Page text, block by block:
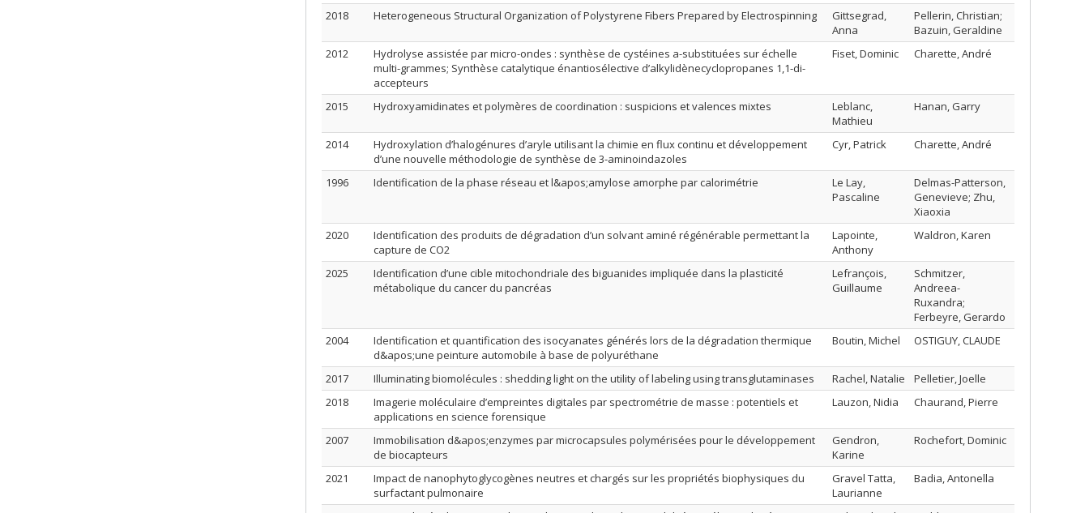
2018 Heterogeneous Structural Organization of Polystyrene Fibers Prepared by Electrospinning
Gittsegrad,
Anna
Pellerin, Christian;
Bazuin, Geraldine
2012
Hydrolyse assistée par micro-ondes : synthèse de cystéines a-substituées sur échelle
multi-grammes; Synthèse catalytique énantiosélective d’alkylidènecyclopropanes 1,1-di-
accepteurs
Fiset, Dominic Charette, André
2015 Hydroxyamidinates et polymères de coordination : suspicions et valences mixtes
Leblanc,
Mathieu
Hanan, Garry
2014
Hydroxylation d’halogénures d’aryle utilisant la chimie en flux continu et développement
d’une nouvelle méthodologie de synthèse de 3-aminoindazoles
Cyr, Patrick Charette, André
1996 Identification de la phase réseau et l&apos;amylose amorphe par calorimétrie
Le Lay,
Pascaline
Delmas-Patterson,
Genevieve; Zhu,
Xiaoxia
2020
Identification des produits de dégradation d’un solvant aminé régénérable permettant la
capture de CO2
Lapointe,
Anthony
Waldron, Karen
2025
Identification d’une cible mitochondriale des biguanides impliquée dans la plasticité
métabolique du cancer du pancréas
Lefrançois,
Guillaume
Schmitzer,
Andreea-
Ruxandra;
Ferbeyre, Gerardo
2004
Identification et quantification des isocyanates générés lors de la dégradation thermique
d&apos;une peinture automobile à base de polyuréthane
Boutin, Michel OSTIGUY, CLAUDE
2017 Illuminating biomolécules : shedding light on the utility of labeling using transglutaminases Rachel, Natalie
Pelletier, Joelle
2018
Imagerie moléculaire d’empreintes digitales par spectrométrie de masse : potentiels et
applications en science forensique
Lauzon, Nidia Chaurand, Pierre
2007
Immobilisation d&apos;enzymes par microcapsules polymérisées pour le développement
de biocapteurs
Gendron,
Karine
Rochefort, Dominic
2021
Impact de nanophytoglycogènes neutres et chargés sur les propriétés biophysiques du
surfactant pulmonaire
Gravel Tatta,
Laurianne
Badia, Antonella